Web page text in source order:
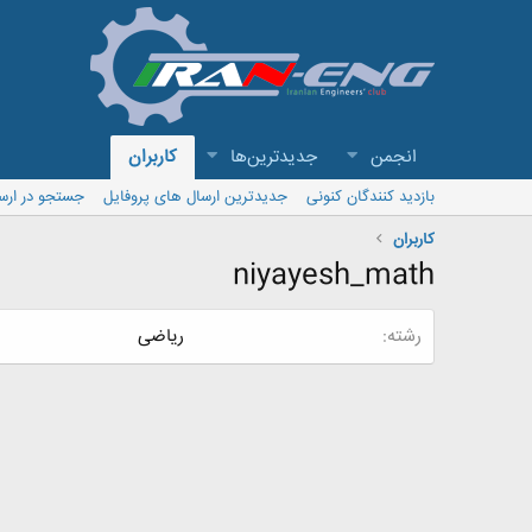
انجمن جدیدترین‌ها کاربران
بازدید کنندگان کنونی جدیدترین ارسال های پروفایل
جستجو در
کاربران
niyayesh_math
رشته ریاضی